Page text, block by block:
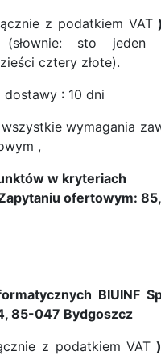
z podatkiem VAT )
(słownie: sto jeden
cztery złote).
dostawy : 10 dni
wymagania
,
w kryteriach
ofertowym:
BIUINF
85-047 Bydgoszcz
z podatkiem VAT